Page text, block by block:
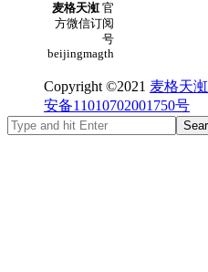
麦格天渱官
方微信订阅
号
beijingmagth
Copyright ©2021 麦格天渱
安备11010702001750号